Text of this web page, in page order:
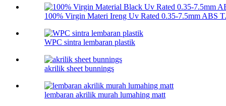
100% Virgin Materi Ireng Uv Rated 0.35-7.5mm ABS
WPC sintra lembaran plastik
akrilik sheet bunnings
lembaran akrilik murah lumahing matt